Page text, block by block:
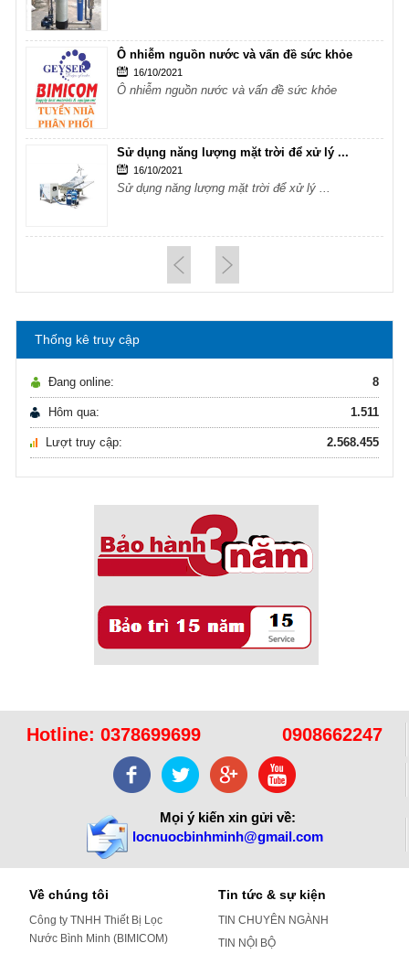
Ô nhiễm nguồn nước và vấn đề sức khỏe
16/10/2021
Ô nhiễm nguồn nước và vấn đề sức khỏe
Sử dụng năng lượng mặt trời để xử lý ...
16/10/2021
Sử dụng năng lượng mặt trời để xử lý ...
Hướng dẫn lựa chọn máy lọc nước Gia ...
21/10/2021
Hướng dẫn lựa chọn máy lọc nước Gia ...
Ô nhiễm nguồn nước và vấn đề sức khỏe
Sử dụng năng lượng mặt trời để xử lý ...
Sử dụng năng lượng mặt trời để xử lý ...
Thống kê truy cập
Đang online: 8
Hôm qua: 1.511
Lượt truy cập: 2.568.455
Hotline: 0378699699 0908662247
Mọi ý kiến xin gửi về:
locnuocbinhminh@gmail.com
Về chúng tôi
Công ty TNHH Thiết Bị Lọc
Nước Bình Minh (BIMICOM)
Tin tức & sự kiện
TIN CHUYÊN NGÀNH
TIN NỘI BỘ